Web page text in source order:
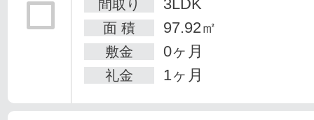
間取り
3LDK
面 積 97.92㎡
敷金 0ヶ月
礼金 1ヶ月